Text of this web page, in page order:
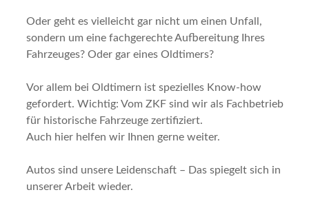
Oder geht es vielleicht gar nicht um einen Unfall,
sondern um eine fachgerechte Aufbereitung Ihres
Fahrzeuges? Oder gar eines Oldtimers?
Vor allem bei Oldtimern ist spezielles Know-how
gefordert. Wichtig: Vom ZKF sind wir als Fachbetrieb
für historische Fahrzeuge zertifiziert.
Auch hier helfen wir Ihnen gerne weiter.
Autos sind unsere Leidenschaft – Das spiegelt sich in
unserer Arbeit wieder.